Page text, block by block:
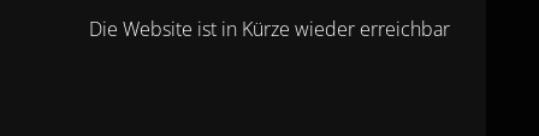
Die Website ist in Kürze wieder erreichbar